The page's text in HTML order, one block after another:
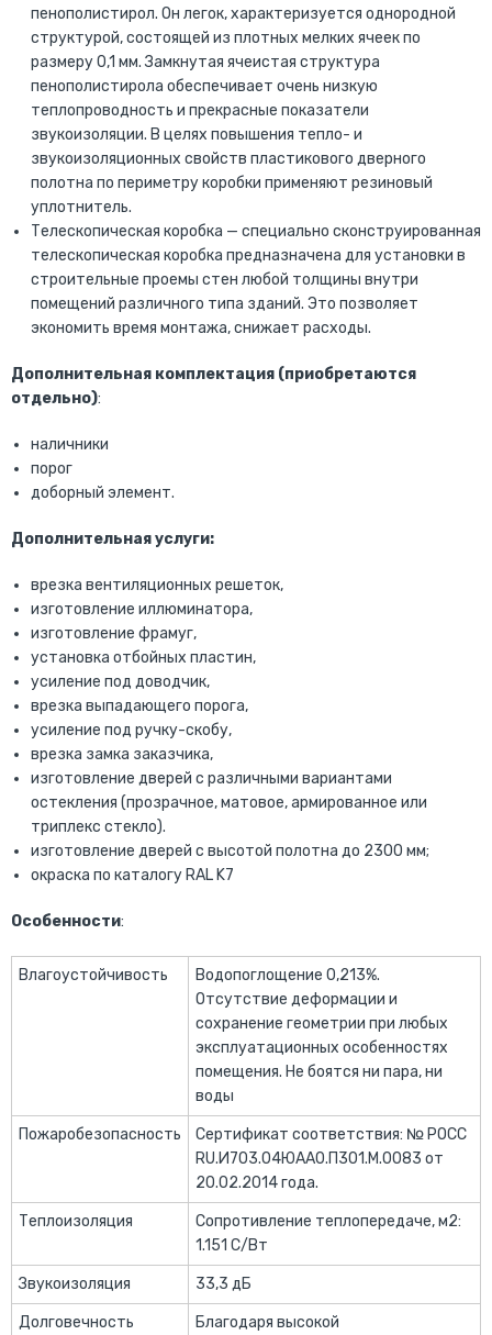
пенополистирол. Он легок, характеризуется однородной
структурой, состоящей из плотных мелких ячеек по
размеру 0,1 мм. Замкнутая ячеистая структура
пенополистирола обеспечивает очень низкую
теплопроводность и прекрасные показатели
звукоизоляции. В целях повышения тепло- и
звукоизоляционных свойств пластикового дверного
полотна по периметру коробки применяют резиновый
уплотнитель.
Телескопическая коробка — специально сконструированная
телескопическая коробка предназначена для установки в
строительные проемы стен любой толщины внутри
помещений различного типа зданий. Это позволяет
экономить время монтажа, снижает расходы.
Дополнительная комплектация (приобретаются
отдельно):
наличники
порог
доборный элемент.
Дополнительная услуги:
врезка вентиляционных решеток,
изготовление иллюминатора,
изготовление фрамуг,
установка отбойных пластин,
усиление под доводчик,
врезка выпадающего порога,
усиление под ручку-скобу,
врезка замка заказчика,
изготовление дверей с различными вариантами
остекления (прозрачное, матовое, армированное или
триплекс стекло).
изготовление дверей с высотой полотна до 2300 мм;
окраска по каталогу RAL K7
Особенности:
Влагоустойчивость
Водопоглощение 0,213%.
Отсутствие деформации и
сохранение геометрии при любых
эксплуатационных особенностях
помещения. Не боятся ни пара, ни
воды
Пожаробезопасность
Сертификат соответствия: № РОСС
RU.И703.04ЮАА0.П301.М.0083 от
20.02.2014 года.
Теплоизоляция
Сопротивление теплопередаче, м2:
1.151 С/Вт
Звукоизоляция 33,3 дБ
Долговечность Благодаря высокой